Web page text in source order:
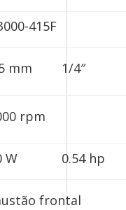
415F
mm 1/4″
rpm
W 0.54 hp
frontal